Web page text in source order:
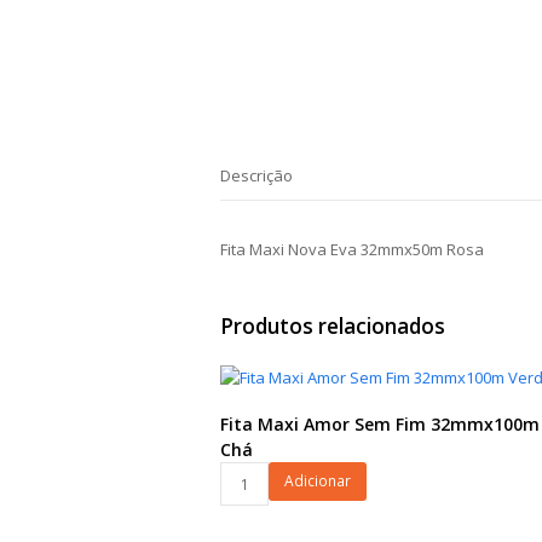
Descrição
Fita Maxi Nova Eva 32mmx50m Rosa
Produtos relacionados
Fita Maxi Amor Sem Fim
Chá
Fita
Maxi
Adicionar